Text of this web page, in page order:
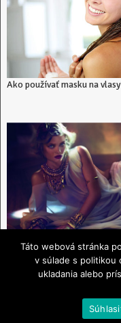
Ako používať masku na
Táto webová stránka
v súlade s politikou
ukladania alebo